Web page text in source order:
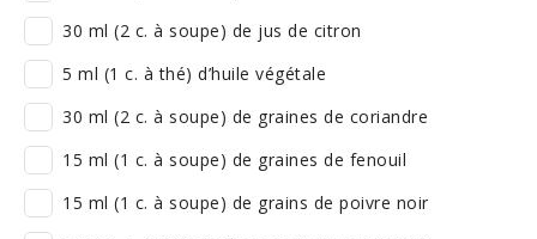
30 ml (2 c. à soupe) de jus de citron
5 ml (1 c. à thé) d’huile végétale
30 ml (2 c. à soupe) de graines de coriandre
15 ml (1 c. à soupe) de graines de fenouil
15 ml (1 c. à soupe) de grains de poivre noir